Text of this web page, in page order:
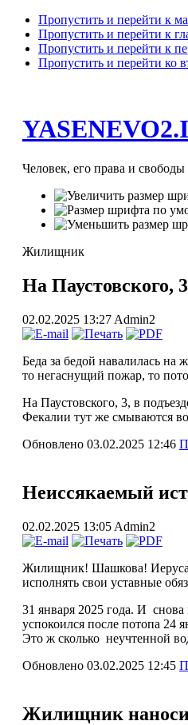
Пропустить и перейти к
Пропустить и перейти к
Пропустить и перейти к
Пропустить и перейти ко
Человек, его права и
Жилищник
На Паустовского,
02.02.2025 13:27 Admin2
Беда за бедой навалилась на
то негаснущий пожар, то
На Паустовского, 3, в
Фекалии тут же смываются
Обновлено 03.02.2025 12:46
Неиссякаемый
02.02.2025 13:05 Admin2
Жилищник! Шашкова!
исполнять свои уставные
31 января 2025 года. И
успокоился после потопа 24
Это ж сколько неучтенной
Обновлено 03.02.2025 12:45
Жилищник